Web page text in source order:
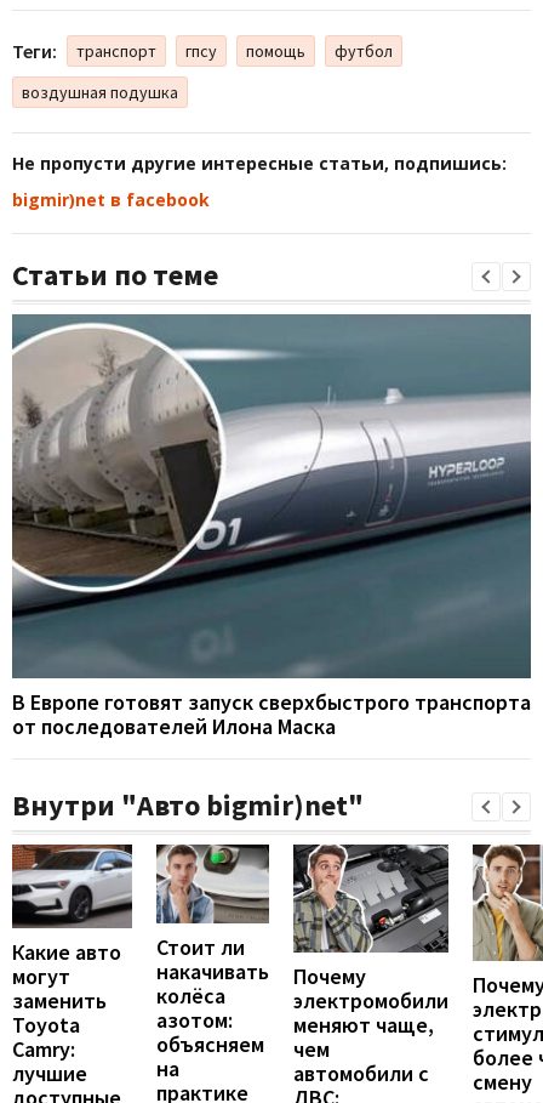
Теги: транспорт гпсу помощь
футбол
воздушная подушка
Не пропусти другие интересные статьи, подпишись:
bigmir)net в facebook
Статьи по теме
В Европе готовят запуск сверхбыстрого транспорта
от последователей Илона Маска
Внутри "Авто bigmir)net"
Какие авто
могут
заменить
Toyota
Camry:
лучшие
Стоит ли
накачивать
колёса
азотом:
объясняем
на
практике
Почему
электромобили
меняют чаще,
чем
автомобили с
более
смену